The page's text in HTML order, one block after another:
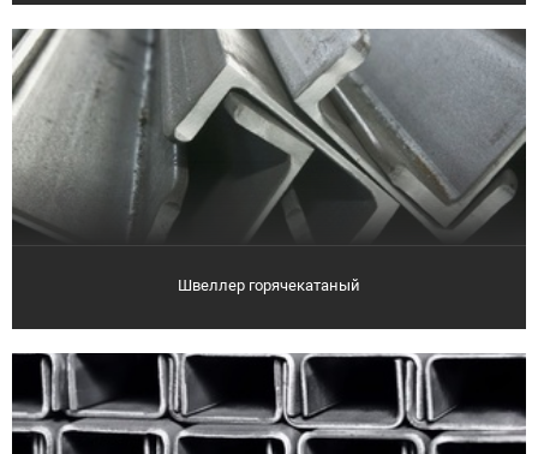
Швеллер горячекатаный